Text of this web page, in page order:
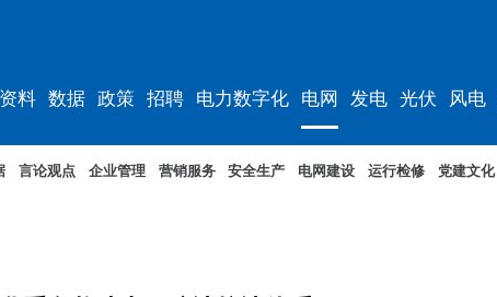
资料 数据 政策 招聘 电力数字化 电网 发电 光伏 风电
言论观点 企业管理 营销服务 安全生产 电网建设 运行检修 党建文化